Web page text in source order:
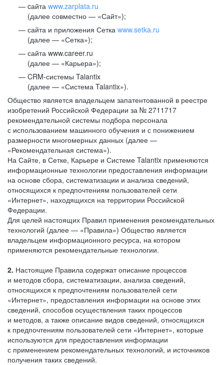
cайта www.zarplata.ru
(далее совместно — «Сайт»);
сайта и приложения Сетка www.setka.ru
(далее — «Сетка»);
сайта www.career.ru
(далее — «Карьера»);
CRM-системы Talantix
(далее — «Система Talantix»).
Общество является владельцем запатентованной в реестре
изобретений Российской Федерации за № 2711717
рекомендательной системы подбора персонала
с использованием машинного обучения и с понижением
размерности многомерных данных (далее —
«Рекомендательная система»).
На Сайте, в Сетке, Карьере и Системе Talantix применяются
информационные технологии предоставления информации
на основе сбора, систематизации и анализа сведений,
относящихся к предпочтениям пользователей сети
«Интернет», находящихся на территории Российской
Федерации.
Для целей настоящих Правил применения рекомендательных
технологий (далее — «Правила») Общество является
владельцем информационного ресурса, на котором
применяются рекомендательные технологии.
2. Настоящие Правила содержат описание процессов
и методов сбора, систематизации, анализа сведений,
относящихся к предпочтениям пользователей сети
«Интернет», предоставления информации на основе этих
сведений, способов осуществления таких процессов
и методов, а также описание видов сведений, относящихся
к предпочтениям пользователей сети «Интернет», которые
используются для предоставления информации
с применением рекомендательных технологий, и источников
получения таких сведений.